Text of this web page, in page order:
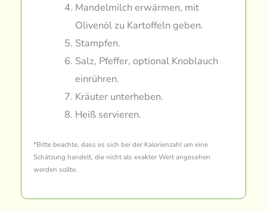
Mandelmilch erwärmen, mit
Olivenöl zu Kartoffeln geben.
Stampfen.
Salz, Pfeffer, optional Knoblauch
einrühren.
Kräuter unterheben.
Heiß servieren.
*Bitte beachte, dass es sich bei der Kalorienzahl um eine
Schätzung handelt, die nicht als exakter Wert angesehen
werden sollte.